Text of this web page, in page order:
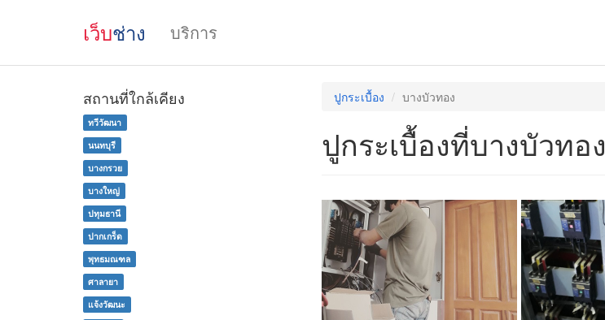
เว็บช่าง บริการ
ปูกระเบื้อง บางบัวทอง
ปูกระเบื้องที่บางบัวทอง
สถานที่ใกล้เคียง
ทวีวัฒนา
นนทบุรี
บางกรวย
บางใหญ่
ปทุมธานี
ปากเกร็ด
พุทธมณฑล
ศาลายา
แจ้งวัฒนะ